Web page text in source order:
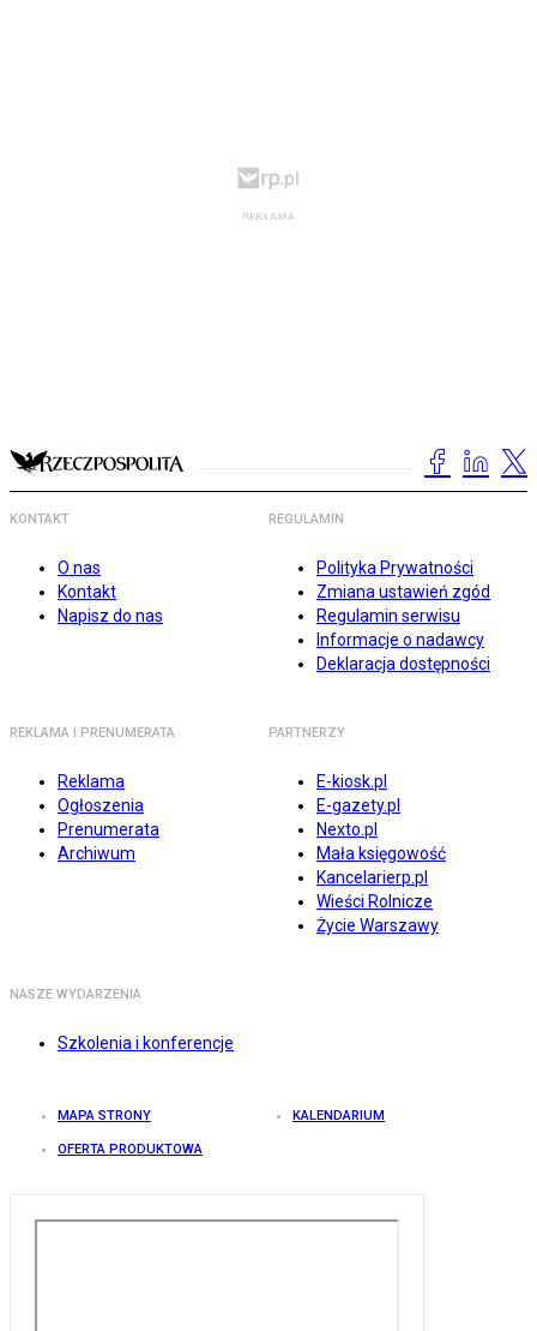
KONTAKT
O nas
Kontakt
Napisz do nas
REGULAMIN
Polityka Prywatności
Zmiana ustawień zgód
Regulamin serwisu
Informacje o nadawcy
Deklaracja dostępności
REKLAMA I PRENUMERATA
Reklama
Ogłoszenia
Prenumerata
Archiwum
PARTNERZY
E-kiosk.pl
E-gazety.pl
Nexto.pl
Mała księgowość
Kancelarierp.pl
Wieści Rolnicze
Życie Warszawy
NASZE WYDARZENIA
Szkolenia i konferencje
MAPA STRONY KALENDARIUM
OFERTA PRODUKTOWA